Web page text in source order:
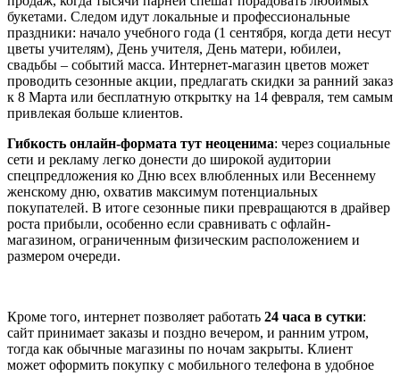
букетами. Следом идут локальные и профессиональные
праздники: начало учебного года (1 сентября, когда дети несут
цветы учителям), День учителя, День матери, юбилеи,
свадьбы – событий масса. Интернет-магазин цветов может
проводить сезонные акции, предлагать скидки за ранний заказ
к 8 Марта или бесплатную открытку на 14 февраля, тем самым
привлекая больше клиентов.
Гибкость онлайн-формата тут неоценима: через социальные
сети и рекламу легко донести до широкой аудитории
спецпредложения ко Дню всех влюбленных или Весеннему
женскому дню, охватив максимум потенциальных
покупателей. В итоге сезонные пики превращаются в драйвер
роста прибыли, особенно если сравнивать с офлайн-
магазином, ограниченным физическим расположением и
размером очереди.
Кроме того, интернет позволяет работать 24 часа в сутки:
сайт принимает заказы и поздно вечером, и ранним утром,
тогда как обычные магазины по ночам закрыты. Клиент
может оформить покупку с мобильного телефона в удобное